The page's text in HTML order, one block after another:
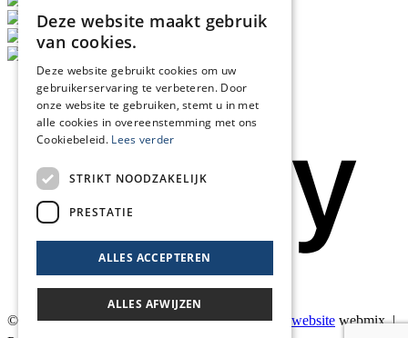
© 2026 Blankers Product & Advies |Maatwerk website webmix |
Deze website maakt gebruik
van cookies.
Deze website gebruikt cookies om uw
gebruikerservaring te verbeteren. Door
onze website te gebruiken, stemt u in met
alle cookies in overeenstemming met ons
Cookiebeleid. Lees verder
STRIKT NOODZAKELIJK
PRESTATIE
ALLES ACCEPTEREN
ALLES AFWIJZEN